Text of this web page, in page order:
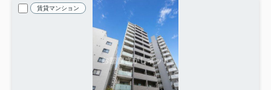
賃貸マンション